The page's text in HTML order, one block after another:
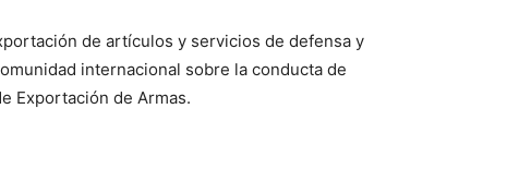
de artículos y servicios de defensa y
internacional sobre la conducta de
Exportación de Armas.